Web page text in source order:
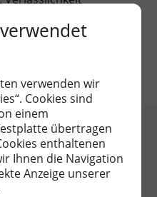
Durch diese
erziele ich den
verwenden wir
Cookies sind
einem
übertragen
enthaltenen
Ihnen die Navigation
Anzeige unserer